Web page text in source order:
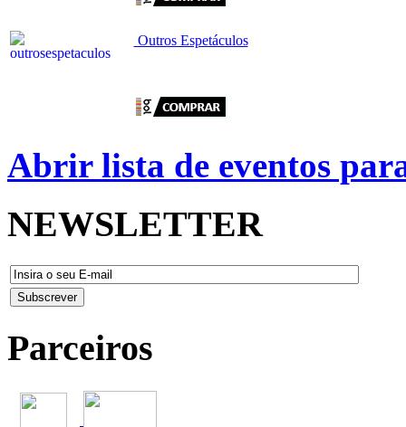
Outros Espetáculos
Abrir lista de eventos
NEWSLETTER
Parceiros